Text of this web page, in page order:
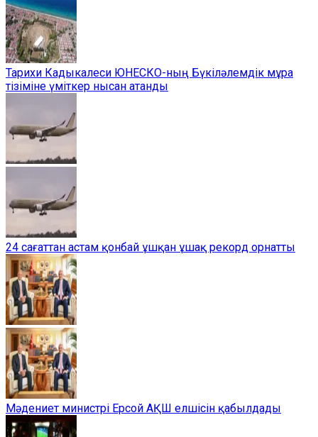
Тарихи Кадыкалеси ЮНЕСКО-ның Бүкіләлемдік мұра
тізіміне үміткер нысан атанды
24 сағаттан астам қонбай ұшқан ұшақ рекорд орнатты
Мәдениет министрі Ерсой АҚШ елшісін қабылдады